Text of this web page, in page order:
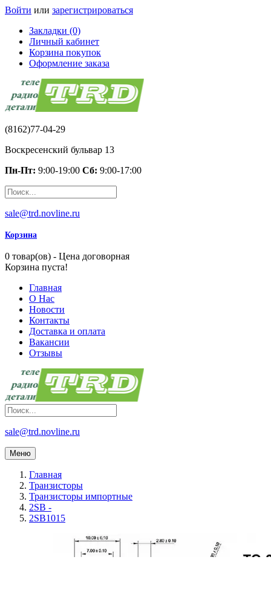
Войти или зарегистрироваться
Закладки (0)
Личный кабинет
Корзина покупок
Оформление заказа
(8162)77-04-29
Воскресенский бульвар 13
Пн-Пт: 9:00-19:00 Сб: 9:00-17:00
sale@trd.novline.ru
Корзина
0 товар(ов) - Цена договорная
Корзина пуста!
Главная
О Нас
Новости
Контакты
Доставка и оплата
Вакансии
Отзывы
sale@trd.novline.ru
Меню
Главная
Транзисторы
Транзисторы импортные
2SB -
2SB1015